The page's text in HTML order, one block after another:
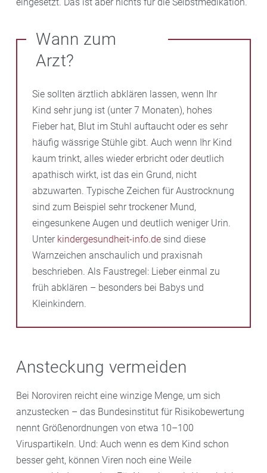
Wann zum
Arzt?
Sie sollten ärztlich abklären lassen, wenn Ihr
Kind sehr jung ist (unter 7 Monaten), hohes
Fieber hat, Blut im Stuhl auftaucht oder es sehr
häufig wässrige Stühle gibt. Auch wenn Ihr Kind
kaum trinkt, alles wieder erbricht oder deutlich
apathisch wirkt, ist das ein Grund, nicht
abzuwarten. Typische Zeichen für Austrocknung
sind zum Beispiel sehr trockener Mund,
eingesunkene Augen und deutlich weniger Urin.
Unter kindergesundheit-info.de sind diese
Warnzeichen anschaulich und praxisnah
beschrieben. Als Faustregel: Lieber einmal zu
früh abklären – besonders bei Babys und
Kleinkindern.
Ansteckung vermeiden
Bei Noroviren reicht eine winzige Menge, um sich
anzustecken – das Bundesinstitut für Risikobewertung
nennt Größenordnungen von etwa 10–100
Viruspartikeln. Und: Auch wenn es dem Kind schon
besser geht, können Viren noch eine Weile